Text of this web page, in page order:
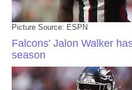
Picture Source: ESPN
Falcons' Jalon Walker
season